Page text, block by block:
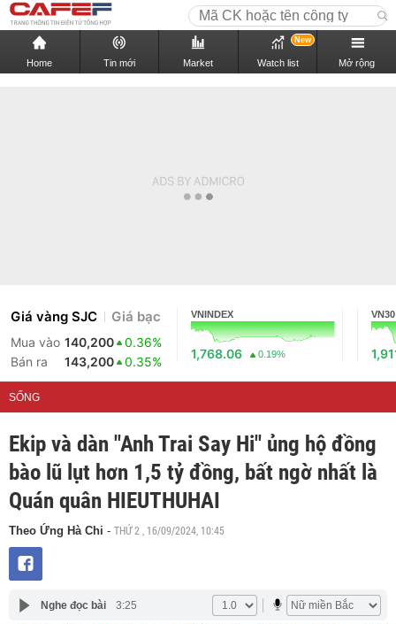
Home Tin mới Market Watch list
New
Mở rộng
Giá vàng SJC Giá bạc
Mua vào 140,200
0.36%
Bán ra
143,200 0.35%
VNINDEX
1,768.06 0.19%
VN30
SỐNG
Ekip và dàn "Anh Trai Say Hi" ủng hộ đồng
bào lũ lụt hơn 1,5 tỷ đồng, bất ngờ nhất là
Quán quân HIEUTHUHAI
Theo Ứng Hà Chi - THỨ 2 , 16/09/2024, 10:45
Nghe đọc bài 3:25